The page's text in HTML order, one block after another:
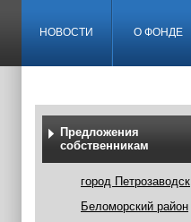
НОВОСТИ О ФОНДЕ
Предложения
собственникам
город Петрозаводск
Беломорский район